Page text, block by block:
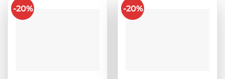
-20% -20%